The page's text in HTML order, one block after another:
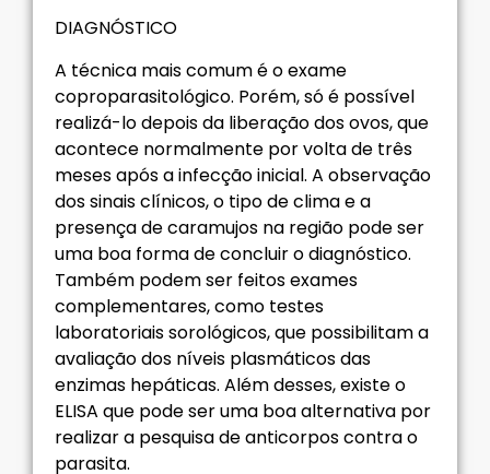
DIAGNÓSTICO
A técnica mais comum é o exame
coproparasitológico. Porém, só é possível
realizá-lo depois da liberação dos ovos, que
acontece normalmente por volta de três
meses após a infecção inicial. A observação
dos sinais clínicos, o tipo de clima e a
presença de caramujos na região pode ser
uma boa forma de concluir o diagnóstico.
Também podem ser feitos exames
complementares, como testes
laboratoriais sorológicos, que possibilitam a
avaliação dos níveis plasmáticos das
enzimas hepáticas. Além desses, existe o
ELISA que pode ser uma boa alternativa por
realizar a pesquisa de anticorpos contra o
parasita.